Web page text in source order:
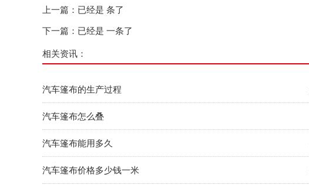
上一篇：已经是 条了
下一篇：已经是 一条了
相关资讯：
汽车篷布的生产过程
汽车篷布怎么叠
汽车篷布能用多久
汽车篷布价格多少钱一米